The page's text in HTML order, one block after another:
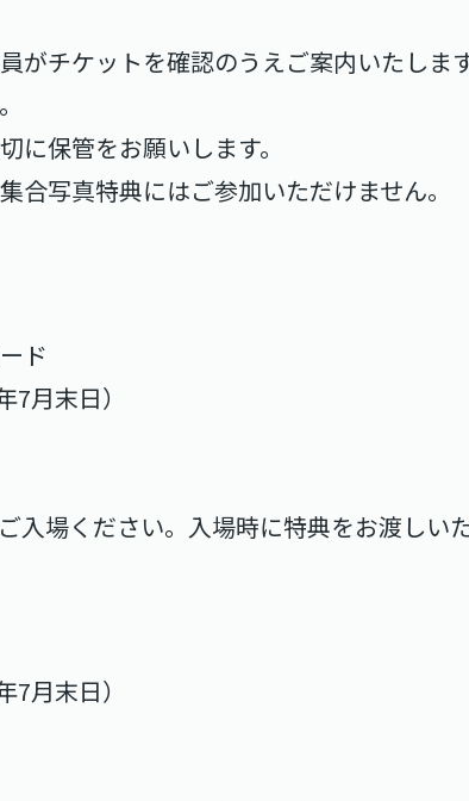
がチケットを確認のうえご案内いたしま
に保管をお願いします。
写真特典にはご参加いただけません。
ド
月末日）
入場ください。入場時に特典をお渡しい
月末日）